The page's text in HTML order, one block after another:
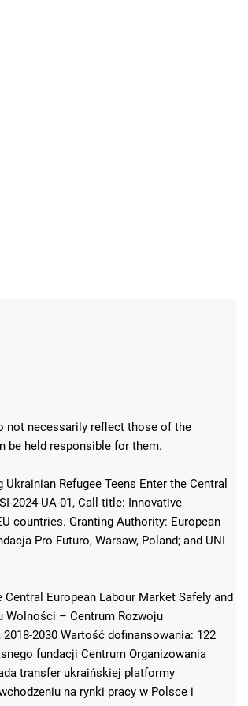
not necessarily reflect those of the
be held responsible for them.
Refugee Teens Enter the Central
2024-UA-01, Call title: Innovative
countries. Granting Authority: European
Pro Futuro, Warsaw, Poland; and UNI
European Labour Market Safely and
Wolności – Centrum Rozwoju
2030 Wartość dofinansowania: 122
fundacji Centrum Organizowania
transfer ukraińskiej platformy
na rynki pracy w Polsce i